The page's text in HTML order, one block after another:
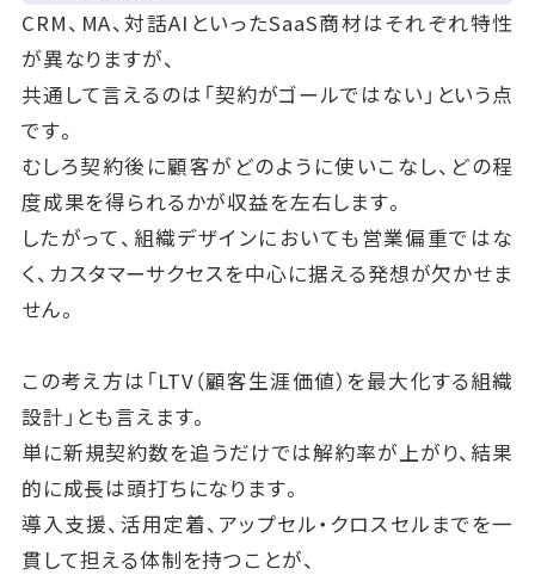
CRM、MA、対話AIといったSaaS商材はそれぞれ特性
が異なりますが、
共通して言えるのは「契約がゴールではない」という点
です。
むしろ契約後に顧客がどのように使いこなし、どの程
度成果を得られるかが収益を左右します。
したがって、組織デザインにおいても営業偏重ではな
く、カスタマーサクセスを中心に据える発想が欠かせま
せん。
この考え方は「LTV（顧客生涯価値）を最大化する組織
設計」とも言えます。
単に新規契約数を追うだけでは解約率が上がり、結果
的に成長は頭打ちになります。
導入支援、活用定着、アップセル・クロスセルまでを一
貫して担える体制を持つことが、